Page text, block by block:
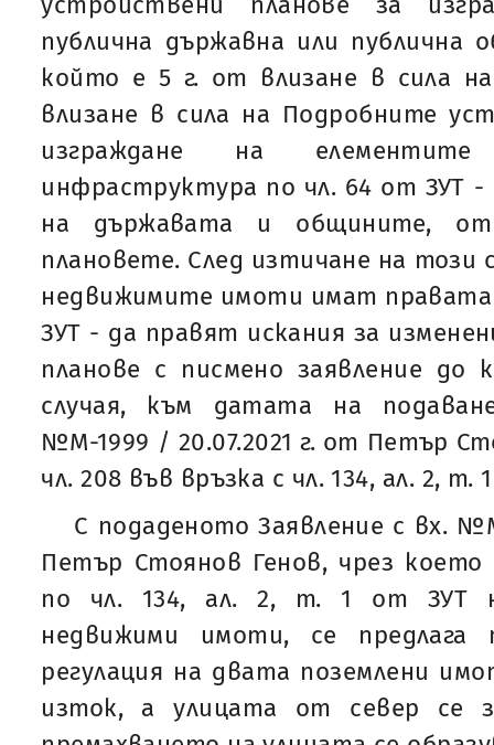
публична държавна или публична
който е 5 г. от влизане в сила
влизане в сила на Подробните
изграждане на
инфраструктура по чл. 64 от ЗУТ -
на държавата и общините,
плановете. След изтичане на този
недвижимите имоти имат правата
ЗУТ - да правят искания за
планове с писмено заявление
случая, към датата на
№М-1999 / 20.07.2021 г. от Петър
чл. 208 във връзка с чл. 134, ал. 2, т.
С подаденото Заявление с вх.
Петър Стоянов Генов, чрез което
по чл. 134, ал. 2, т. 1 от ЗУТ
недвижими имоти, се предлага
регулация на двата поземлени
изток, а улицата от север се